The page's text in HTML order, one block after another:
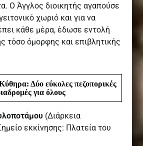
Ο Άγγλος διοικητής αγαπούσε
χωριό και για να
κάθε μέρα, έδωσε εντολή
τόσο όμορφης και επιβλητικής
Δύο εύκολες πεζοπορικές
για όλους
(Διάρκεια
εκκίνησης: Πλατεία του